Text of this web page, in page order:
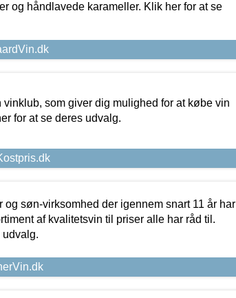
og håndlavede karameller. Klik her for at se
som giver dig mulighed for at købe vin
for at se deres udvalg.
og søn-virksomhed der igennem snart 11 år har
af kvalitetsvin til priser alle har råd til.
udvalg.